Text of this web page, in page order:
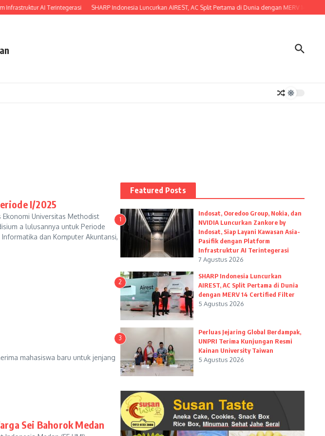
AI Terintegerasi SHARP Indonesia Luncurkan AIREST, AC Split Pertama di Dunia dengan MERV 14
I/2025
Universitas Methodist
a lulusannya untuk Periode
dan Komputer Akuntansi,
mahasiswa baru untuk jenjang
Sei Bahorok Medan
Featured Posts
1
Indosat, Ooredoo Group, Nokia, dan
NVIDIA Luncurkan Zankore by
Indosat, Siap Layani Kawasan Asia-
Pasifik dengan Platform
Infrastruktur AI Terintegerasi
7 Agustus 2026
2
SHARP Indonesia Luncurkan
AIREST, AC Split Pertama di Dunia
dengan MERV 14 Certified Filter
5 Agustus 2026
3
Perluas Jejaring Global Berdampak,
UNPRI Terima Kunjungan Resmi
Kainan University Taiwan
5 Agustus 2026